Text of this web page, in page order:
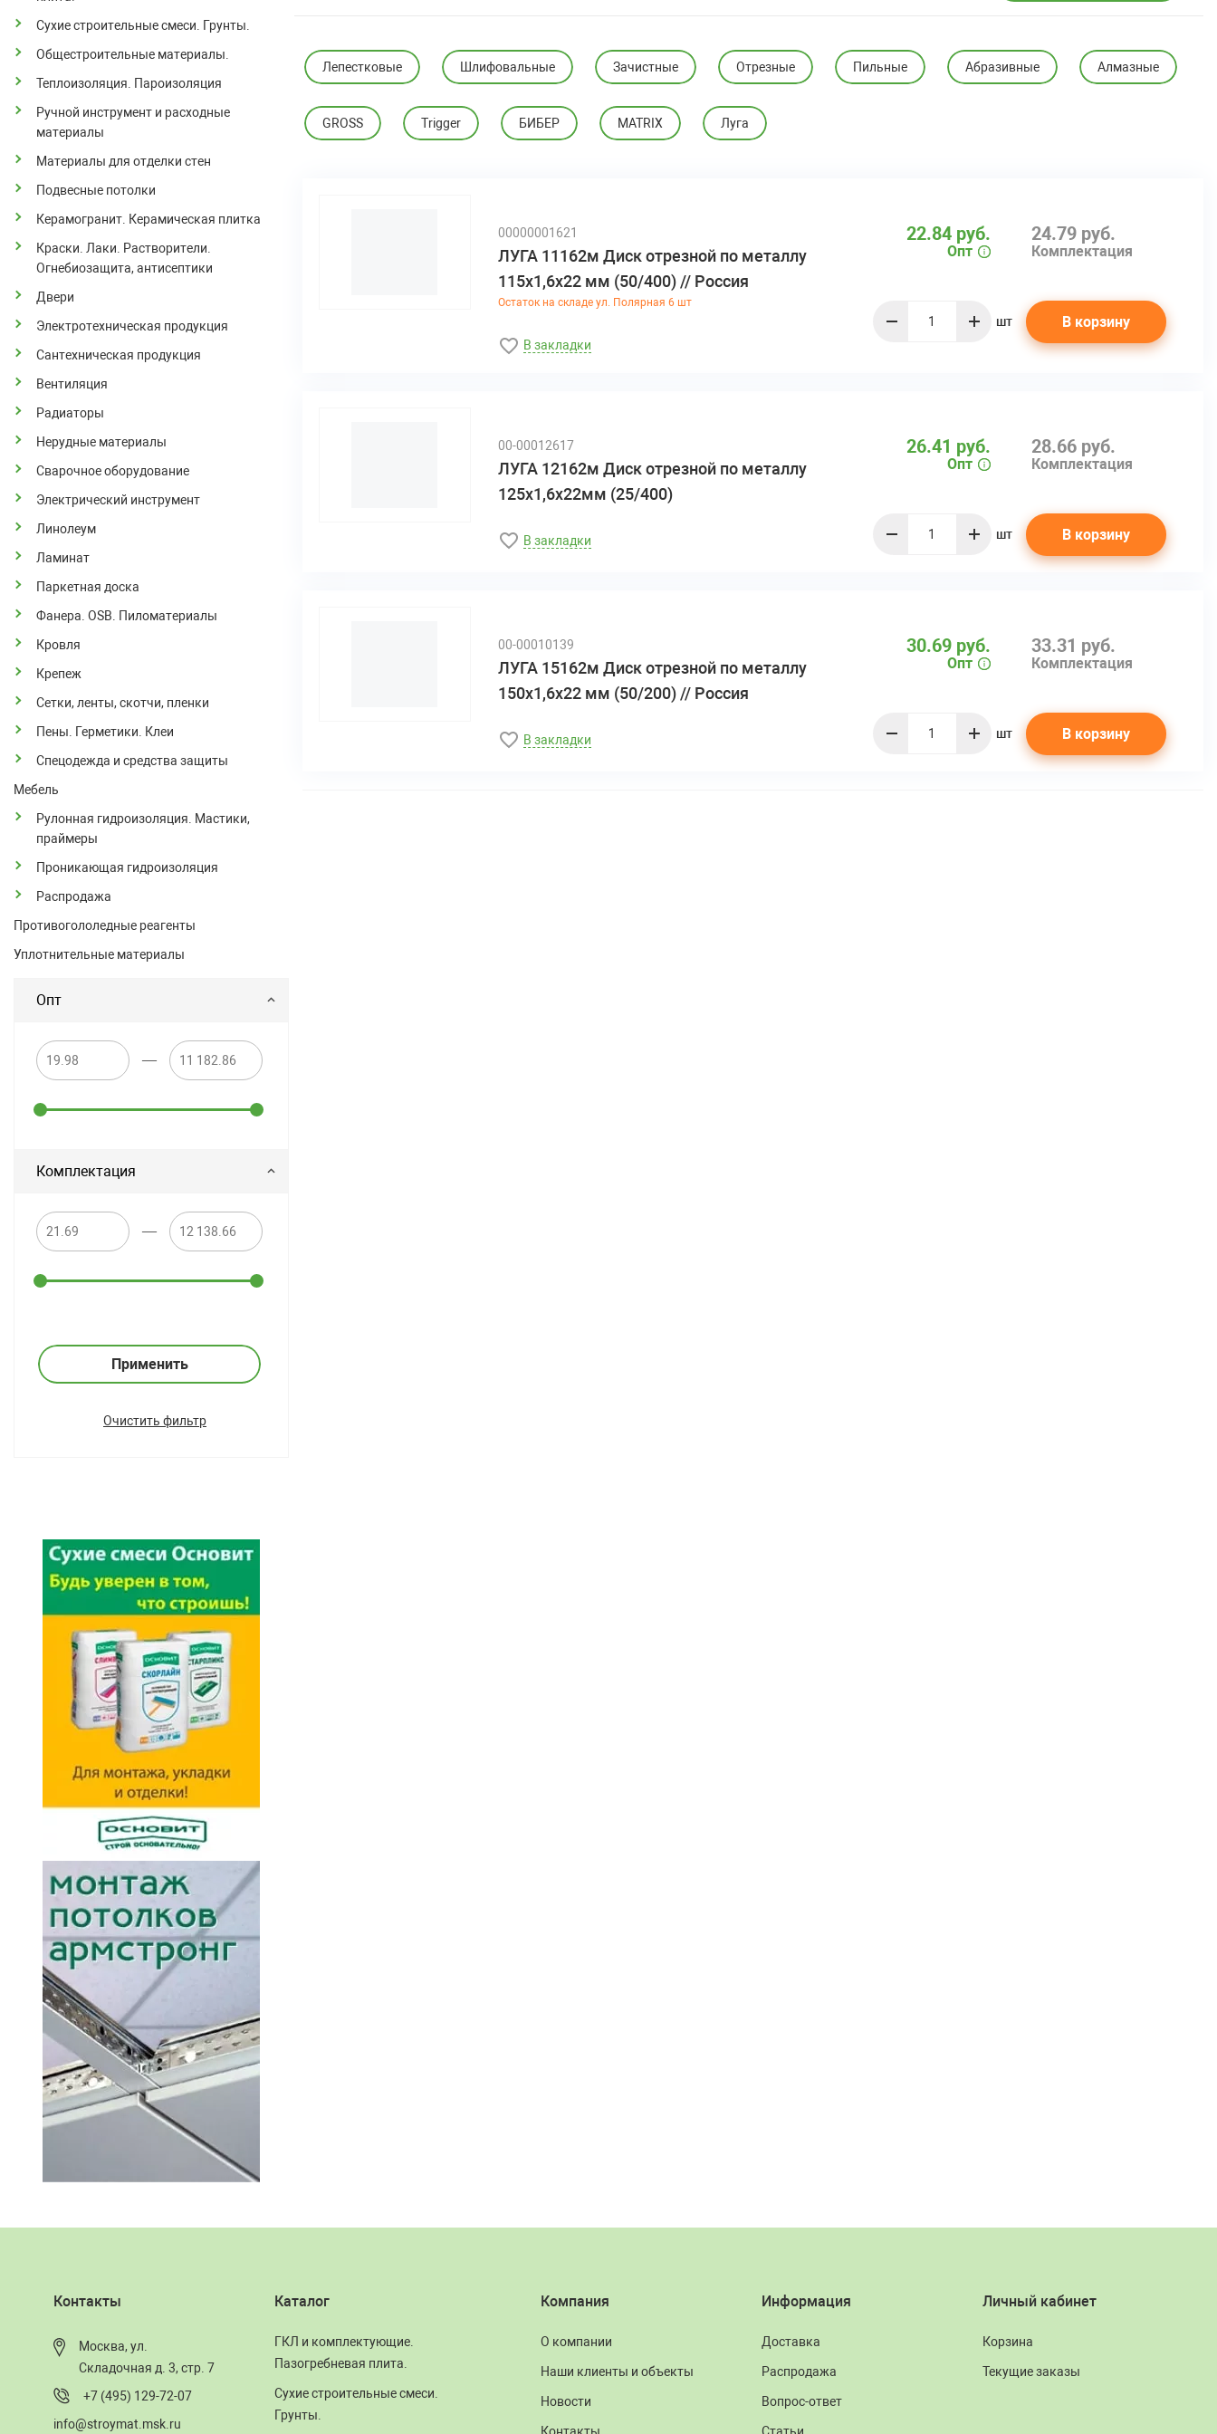
Сухие строительные смеси. Грунты.
Общестроительные материалы.
Теплоизоляция. Пароизоляция
Ручной инструмент и расходные
материалы
Материалы для отделки стен
Подвесные потолки
Керамогранит. Керамическая плитка
Краски. Лаки. Растворители.
Огнебиозащита, антисептики
Двери
Электротехническая продукция
Сантехническая продукция
Вентиляция
Радиаторы
Нерудные материалы
Сварочное оборудование
Электрический инструмент
Линолеум
Ламинат
Паркетная доска
Фанера. OSB. Пиломатериалы
Кровля
Крепеж
Сетки, ленты, скотчи, пленки
Пены. Герметики. Клеи
Спецодежда и средства защиты
Мебель
Рулонная гидроизоляция. Мастики,
праймеры
Проникающая гидроизоляция
Распродажа
Противогололедные реагенты
Уплотнительные материалы
Опт
—
Комплектация
—
Применить
Очистить фильтр
Лепестковые Шлифовальные Зачистные Отрезные Пильные Абразивные Алмазные
GROSS Trigger БИБЕР MATRIX Луга
00000001621
ЛУГА 11162м Диск отрезной по металлу
115х1,6х22 мм (50/400) // Россия
Остаток на складе ул. Полярная 6 шт
В закладки
24.79 руб.
Комплектация
22.84 руб.
Опт
шт В корзину
00-00012617
ЛУГА 12162м Диск отрезной по металлу
125х1,6х22мм (25/400)
В закладки
28.66 руб.
Комплектация
26.41 руб.
Опт
шт В корзину
00-00010139
ЛУГА 15162м Диск отрезной по металлу
150х1,6х22 мм (50/200) // Россия
В закладки
33.31 руб.
Комплектация
30.69 руб.
Опт
шт В корзину
Контакты
Москва, ул.
Складочная д. 3, стр. 7
+7 (495) 129-72-07
info@stroymat.msk.ru
Каталог
ГКЛ и комплектующие.
Пазогребневая плита.
Сухие строительные смеси.
Грунты.
Компания
О компании
Наши клиенты и объекты
Новости
Контакты
Информация
Доставка
Распродажа
Вопрос-ответ
Статьи
Личный кабинет
Корзина
Текущие заказы